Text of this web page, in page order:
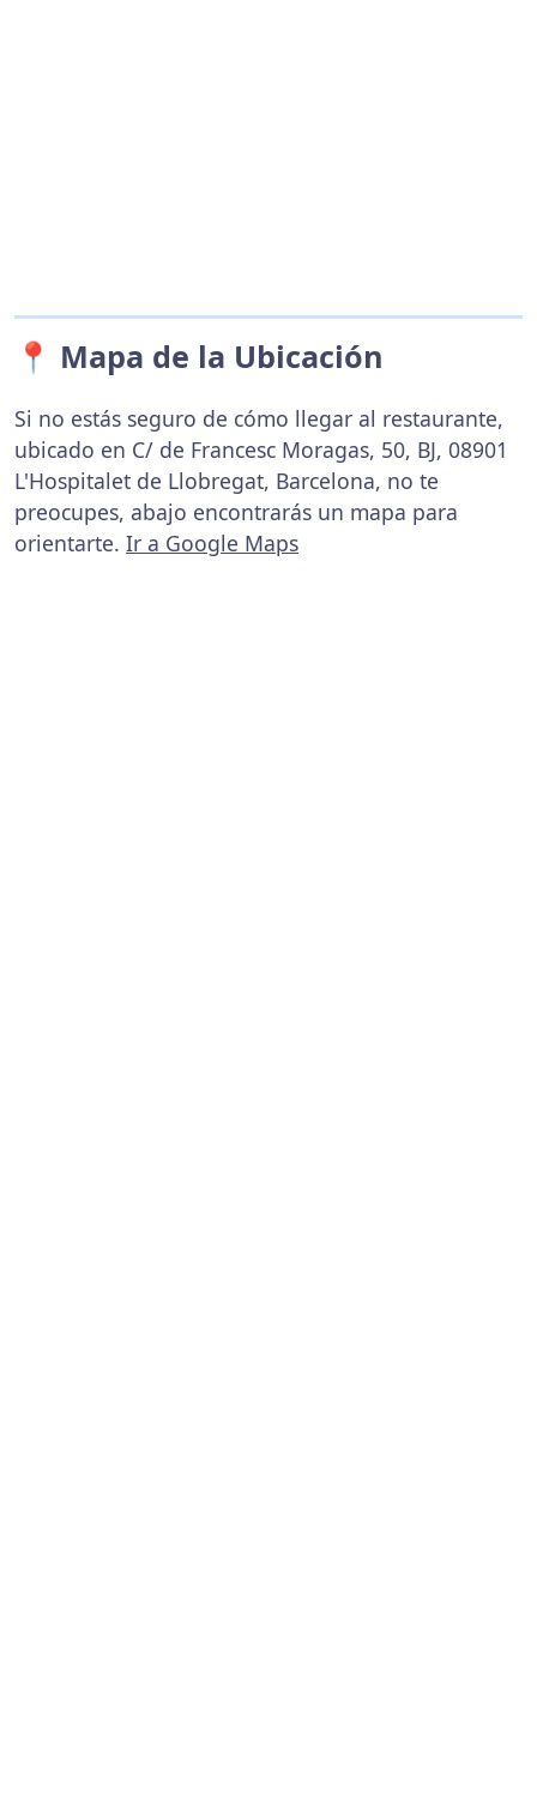
📍 Mapa de la Ubicación
Si no estás seguro de cómo llegar al restaurante,
ubicado en C/ de Francesc Moragas, 50, BJ, 08901
L'Hospitalet de Llobregat, Barcelona, no te
preocupes, abajo encontrarás un mapa para
orientarte. Ir a Google Maps